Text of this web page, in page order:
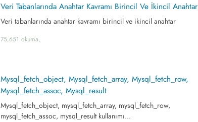
Veri Tabanlarında Anahtar Kavramı Birincil Ve İkincil Anahtar
Veri tabanlarında anahtar kavramı birincil ve ikincil anahtar
75,651 okuma,
Mysql_fetch_object, Mysql_fetch_array, Mysql_fetch_row,
Mysql_fetch_assoc, Mysql_result
Mysql_fetch_object, mysql_fetch_array, mysql_fetch_row,
mysql_fetch_assoc, mysql_result kullanımı...